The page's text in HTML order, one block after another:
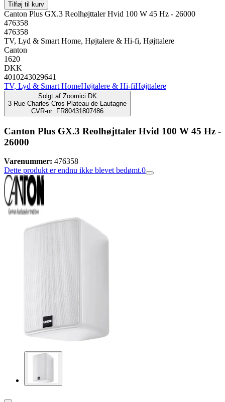
Tilføj til kurv
Canton Plus GX.3 Reolhøjttaler Hvid 100 W 45 Hz - 26000
476358
476358
TV, Lyd & Smart Home, Højtalere & Hi-fi, Højttalere
Canton
1620
DKK
4010243029641
TV, Lyd & Smart HomeHøjtalere & Hi-fiHøjttalere
Solgt af Zoomici DK
3 Rue Charles Cros Plateau de Lautagne
CVR-nr: FR80431807486
Canton Plus GX.3 Reolhøjttaler Hvid 100 W 45 Hz -
26000
Varenummer: 476358
Dette produkt er endnu ikke blevet bedømt.0